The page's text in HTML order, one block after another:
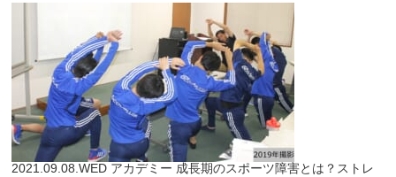
2021.09.08.WED アカデミー 成長期のスポーツ障害とは？ストレ